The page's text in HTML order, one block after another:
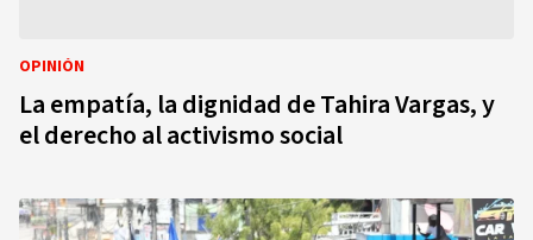
OPINIÓN
La empatía, la dignidad de Tahira Vargas, y
el derecho al activismo social